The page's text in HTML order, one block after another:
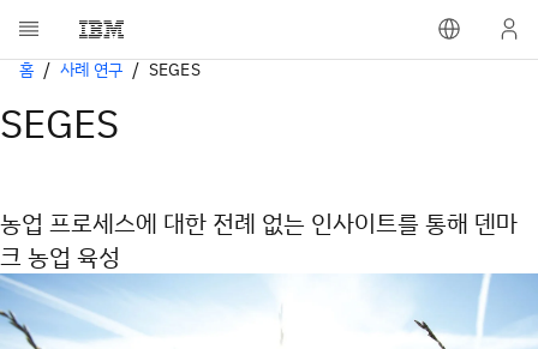
홈 사례 연구 SEGES
SEGES
농업 프로세스에 대한 전례 없는 인사이트를 통해 덴마
크 농업 육성